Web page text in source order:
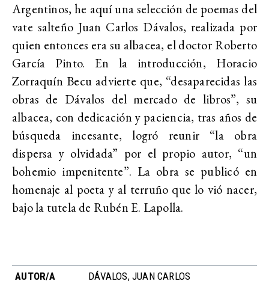
Argentinos, he aquí una selección de poemas del
vate salteño Juan Carlos Dávalos, realizada por
quien entonces era su albacea, el doctor Roberto
García Pinto. En la introducción, Horacio
Zorraquín Becu advierte que, “desaparecidas las
obras de Dávalos del mercado de libros”, su
albacea, con dedicación y paciencia, tras años de
búsqueda incesante, logró reunir “la obra
dispersa y olvidada” por el propio autor, “un
bohemio impenitente”. La obra se publicó en
homenaje al poeta y al terruño que lo vió nacer,
bajo la tutela de Rubén E. Lapolla.
AUTOR/A DÁVALOS, JUAN CARLOS